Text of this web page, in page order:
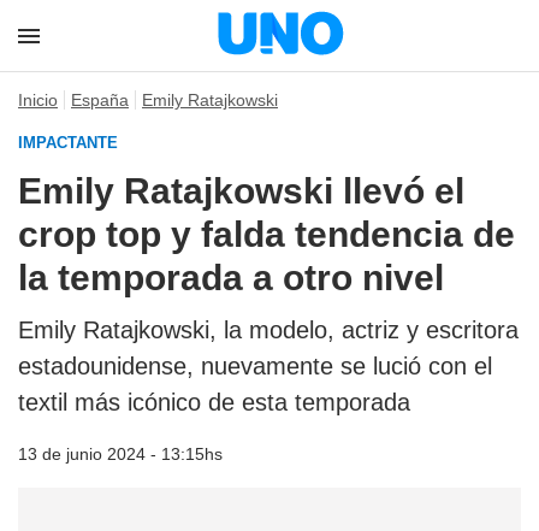
Inicio España Emily Ratajkowski
IMPACTANTE
Emily Ratajkowski llevó el
crop top y falda tendencia de
la temporada a otro nivel
Emily Ratajkowski, la modelo, actriz y escritora
estadounidense, nuevamente se lució con el
textil más icónico de esta temporada
13 de junio 2024 - 13:15hs